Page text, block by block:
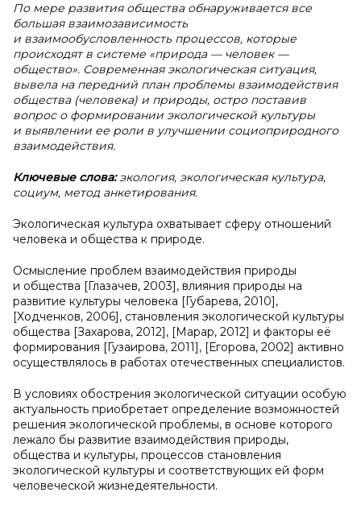
По мере развития общества обнаруживается все
большая взаимозависимость
и взаимообусловленность процессов, которые
происходят в системе «природа — человек —
общество». Современная экологическая ситуация,
вывела на передний план проблемы взаимодействия
общества (человека) и природы, остро поставив
вопрос о формировании экологической культуры
и выявлении ее роли в улучшении социоприродного
взаимодействия.
Ключевые слова: экология, экологическая культура,
социум, метод анкетирования.
Экoлогическая культура охватывает сферу отношений
человека и общества к природе.
Осмысление проблем взаимодействия природы
и общества [Глазачев, 2003], влияния природы на
развитие культуры человека [Губарева, 2010],
[Ходченков, 2006], становления экологической культуры
общества [Захарова, 2012], [Марар, 2012] и факторы её
формирования [Гузаирова, 2011], [Егорова, 2002] активно
осуществлялось в работах отечественных специалистов.
В условиях обострения экологической ситуации особую
актуальность приобретает определение возможностей
решения экологической проблемы, в основе которого
лежало бы развитие взаимодействия природы,
общества и культуры, процессов становления
экологической культуры и соответствующих ей форм
человеческой жизнедеятельности.